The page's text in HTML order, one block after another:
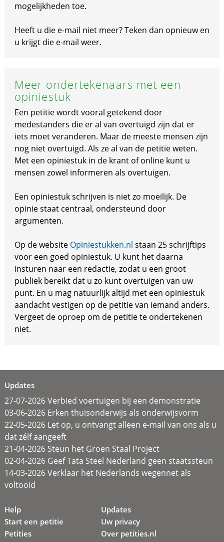
mogelijkheden toe.
Heeft u die e-mail niet meer? Teken dan opnieuw en
u krijgt die e-mail weer.
Meer ondertekenaars met een
opiniestuk
Een petitie wordt vooral getekend door
medestanders die er al van overtuigd zijn dat er
iets moet veranderen. Maar de meeste mensen zijn
nog niet overtuigd. Als ze al van de petitie weten.
Met een opiniestuk in de krant of online kunt u
mensen zowel informeren als overtuigen.
Een opiniestuk schrijven is niet zo moeilijk. De
opinie staat centraal, ondersteund door
argumenten.
Op de website Opiniestukken.nl staan 25 schrijftips
voor een goed opiniestuk. U kunt het daarna
insturen naar een redactie, zodat u een groot
publiek bereikt dat u zo kunt overtuigen van uw
punt. En u mag natuurlijk altijd met een opiniestuk
aandacht vestigen op de petitie van iemand anders.
Vergeet de oproep om de petitie te ondertekenen
niet.
Updates
27-07-2026 Verbied voertuigen bij een demonstratie
03-06-2026 Erken thuisonderwijs als onderwijsvorm
22-05-2026 Let op, u ontvangt alleen e-mail van ons als u
dat zélf aangeeft
21-04-2026 Steun het Groen Staal Project
02-04-2026 Geef Tata Steel Nederland geen staatssteun
14-03-2026 Verklaar het Nederlands wegennet als
voltooid
Help
Start een petitie
Petities
Updates
Uw privacy
Over petities.nl